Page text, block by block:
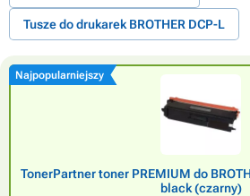
Tusze do drukarek BROTHER DCP-L
Najpopularniejszy
TonerPartner toner PREMIUM do
black (czarny)